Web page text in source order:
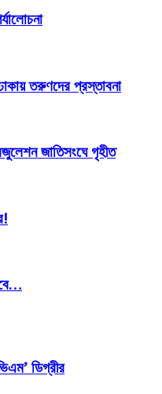
তরুণদের প্রস্তাবনা
জাতিসংঘে গৃহীত
ডিগ্রীর